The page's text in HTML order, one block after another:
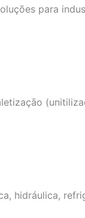
para
hidráulica,